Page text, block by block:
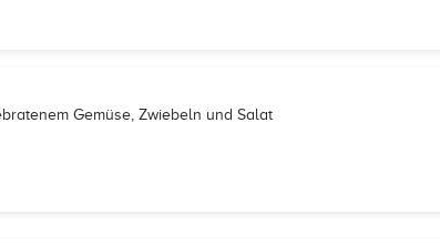
Gemüse, Zwiebeln und Salat